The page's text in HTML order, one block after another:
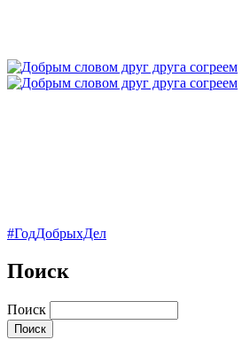
#ГодДобрыхДел
Поиск
Поиск